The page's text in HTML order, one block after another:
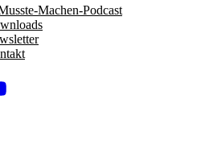
Machen-Podcast